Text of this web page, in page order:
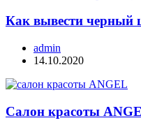
Как вывести черный
admin
14.10.2020
Салон красоты